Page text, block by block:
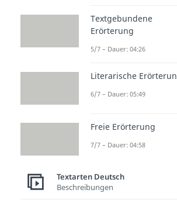
Die besten
zur
(00:17)
Trostoder geben
Sprüche von
Textgebundene
Erörterung
5/7 – Dauer: 04:26
Literarische
6/7 – Dauer: 05:49
Freie Erörterung
7/7 – Dauer: 04:58
Textarten Deutsch
Beschreibungen